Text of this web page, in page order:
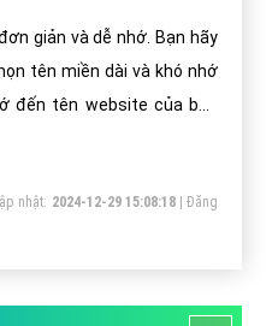
giản và dễ nhớ. Bạn hãy
tên miền dài và khó nhớ
đến tên website của bạn
nhật: 2024-12-29 15:08:18|Đăng